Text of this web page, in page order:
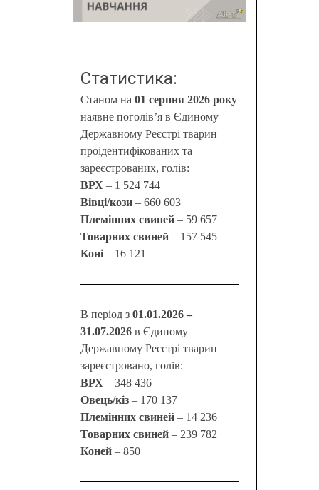
Статистика:
Станом на 01 серпня 2026 року
наявне поголів’я в Єдиному
Державному Реєстрі тварин
проідентифікованих та
зареєстрованих, голів:
ВРХ – 1 524 744
Вівці/кози– 660 603
Племінних свиней– 59 657
Товарних свиней – 157 545
Коні– 16 121
В період з01.01.2026 –
31.07.2026 в Єдиному
Державному Реєстрі тварин
зареєстровано, голів:
ВРХ – 348 436
Овець/кіз– 170 137
Племінних свиней– 14 236
Товарних свиней– 239 782
Коней– 850